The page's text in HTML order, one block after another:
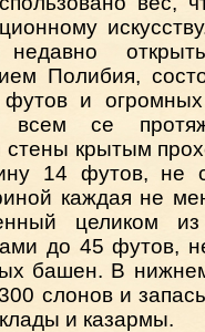
недавно
Полибия,
и огромных
се
стены крытым
14 футов, не
каждая не
целиком
до 45 футов,
башен. В
слонов и
и казармы.